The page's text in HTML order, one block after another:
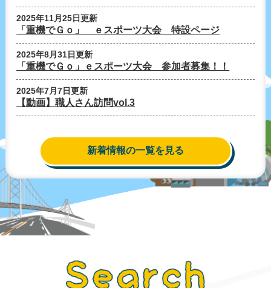
2025年11月25日更新
「重機でＧｏ」 ｅスポーツ大会 特設ページ
2025年8月31日更新
「重機でＧｏ」ｅスポーツ大会 参加者募集！！
2025年7月7日更新
【動画】職人さん訪問vol.3
新着情報の一覧を見る